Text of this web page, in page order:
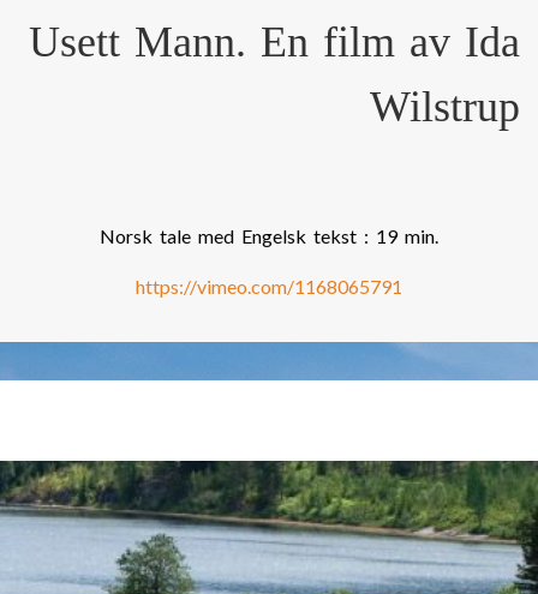
Usett Mann. En film av Ida
Wilstrup
Norsk tale med Engelsk tekst : 19 min.
https://vimeo.com/1168065791